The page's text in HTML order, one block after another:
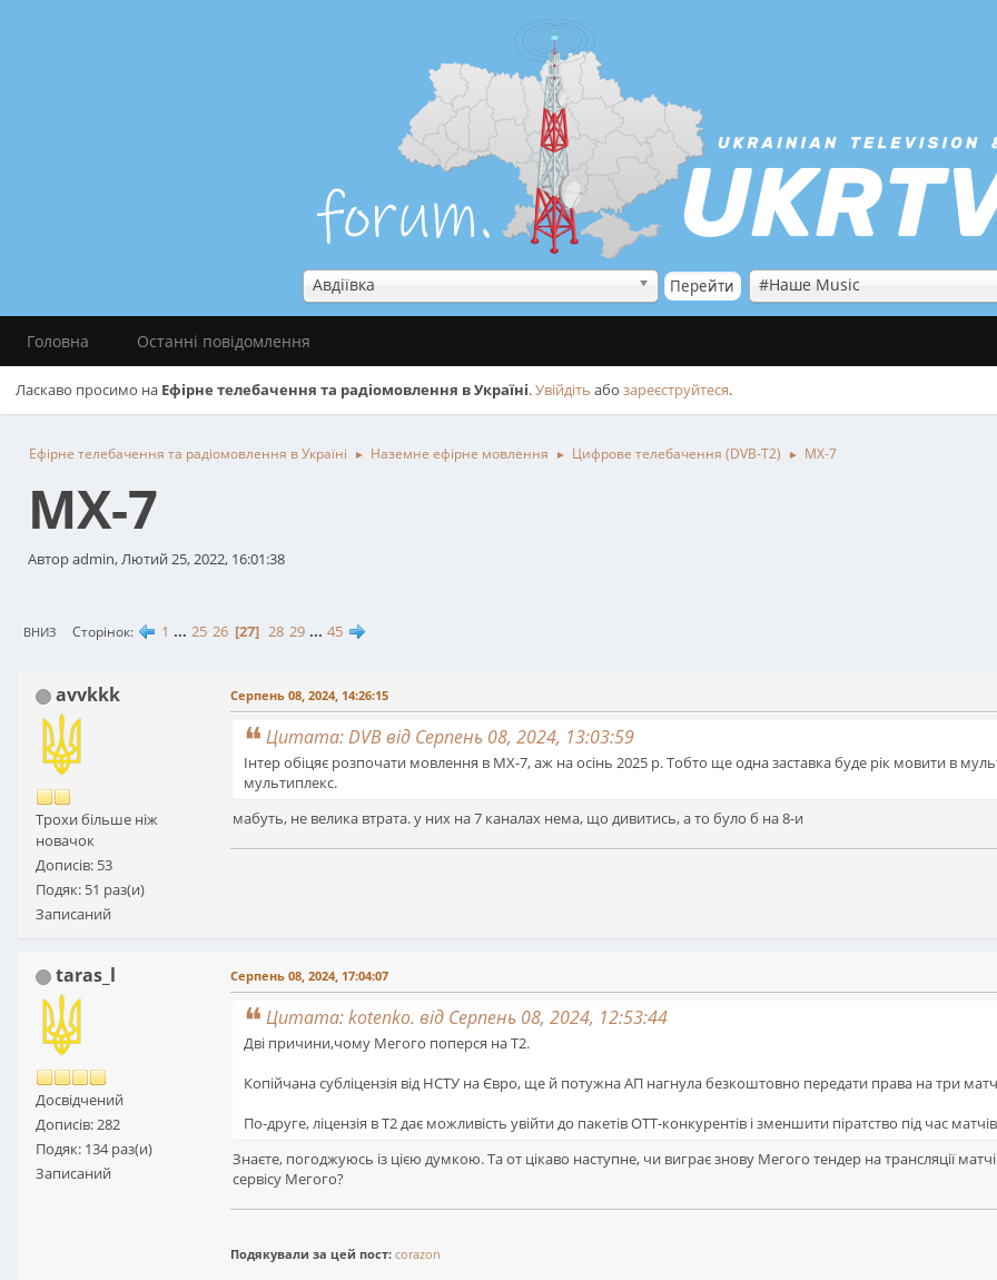
Авдіївка #Наше Music
Головна Останні повідомлення
Ласкаво просимо на Ефірне телебачення та радіомовлення в Україні.Увійдіть або зареєструйтеся.
Ефірне телебачення та радіомовлення в Україні ► Наземне ефірне мовлення ► Цифрове телебачення (DVB-T2) ► МХ-7
МХ-7
Автор admin, Лютий 25, 2022, 16:01:38
ВНИЗ Сторінок 1 ... 25 26 27 28 29 ... 45
avvkkk
Трохи більше ніж
новачок
Дописів: 53
Подяк: 51 раз(и)
Записаний
Серпень 08, 2024, 14:26:15
Цитата: DVB від Серпень 08, 2024, 13:03:59
Інтер обіцяє розпочати мовлення в МХ-7, аж на осінь 2025 р. Тобто ще одна заставка буде рік мовити в
мультиплекс.
мабуть, не велика втрата. у них на 7 каналах нема, що дивитись, а то було б на 8-и
taras_l
Досвідчений
Дописів: 282
Подяк: 134 раз(и)
Записаний
Серпень 08, 2024, 17:04:07
Цитата: kotenko. від Серпень 08, 2024, 12:53:44
Дві причини,чому Мегого поперся на Т2.
Копійчана субліцензія від НСТУ на Євро, ще й потужна АП нагнула безкоштовно передати права на три
По-друге, ліцензія в Т2 дає можливість увійти до пакетів ОТТ-конкурентів і зменшити піратство під час
Знаєте, погоджуюсь із цією думкою. Та от цікаво наступне, чи виграє знову Мегого тендер на трансляції матчів
сервісу Мегого?
Подякували за цей пост: corazon